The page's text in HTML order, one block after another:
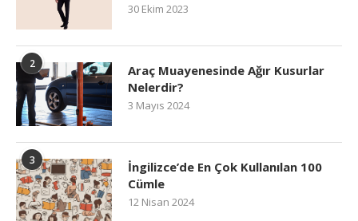
30 Ekim 2023
2
Araç Muayenesinde Ağır Kusurlar
Nelerdir?
3 Mayıs 2024
3
İngilizce’de En Çok Kullanılan 100
Cümle
12 Nisan 2024